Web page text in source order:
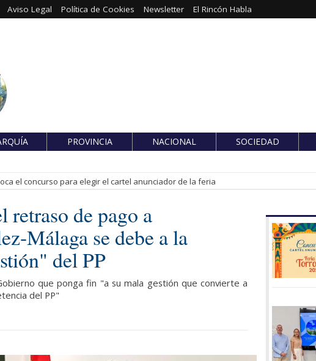
Aviso Legal Política de Cookies Newsletter El Rincón Habla
PROVINCIA NACIONAL SOCIEDAD
el concurso para elegir el cartel anunciador de la feria
retraso de pago a
Málaga se debe a la
del PP
que ponga fin "a su mala gestión que convierte a
del PP"